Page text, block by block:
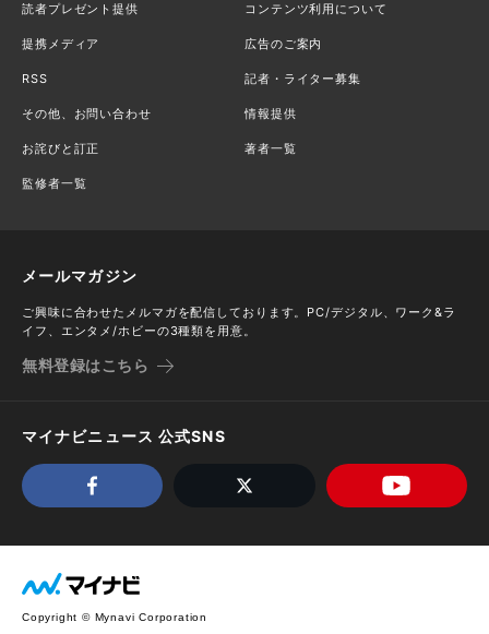
読者プレゼント提供 コンテンツ利用について
提携メディア 広告のご案内
RSS 記者・ライター募集
その他、お問い合わせ 情報提供
お詫びと訂正 著者一覧
監修者一覧
メールマガジン
ご興味に合わせたメルマガを配信しております。PC/デジタル、ワーク&ラ
イフ、エンタメ/ホビーの3種類を用意。
無料登録はこちら
マイナビニュース 公式SNS
Copyright © Mynavi Corporation